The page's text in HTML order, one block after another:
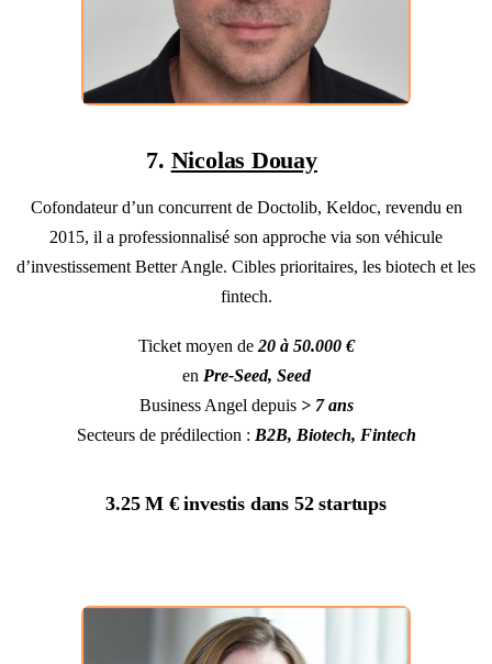
7. Nicolas Douay
Cofondateur d’un concurrent de Doctolib, Keldoc, revendu en
2015, il a professionnalisé son approche via son véhicule
d’investissement Better Angle. Cibles prioritaires, les biotech et les
fintech.
Ticket moyen de 20 à 50.000 €
en Pre-Seed, Seed
Business Angel depuis > 7 ans
Secteurs de prédilection : B2B, Biotech, Fintech
3.25 M €investis dans 52 startups